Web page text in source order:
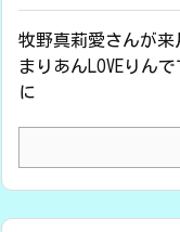
牧野真莉愛さんが
まりあんLOVEりん
に